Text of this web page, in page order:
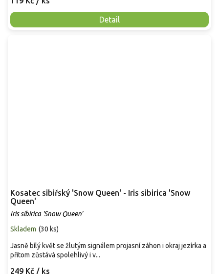
Detail
Kosatec sibiřský 'Snow Queen' - Iris sibirica 'Snow
Queen'
Iris sibirica 'Snow Queen'
Skladem (30 ks)
249 Kč / ks
Jasně bílý květ se žlutým signálem projasní záhon i okraj jezírka a
přitom zůstává spolehlivý i v...